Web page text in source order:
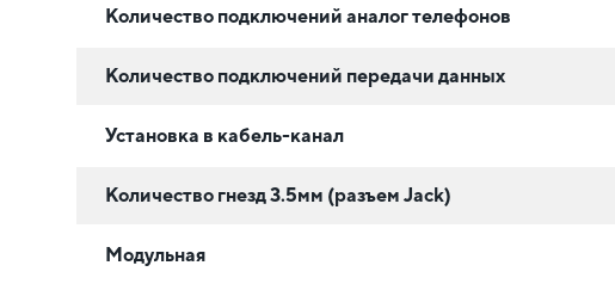
Количество подключений аналог телефонов
Количество подключений передачи данных
Установка в кабель-канал
Количество гнезд 3.5мм (разъем Jack)
Модульная